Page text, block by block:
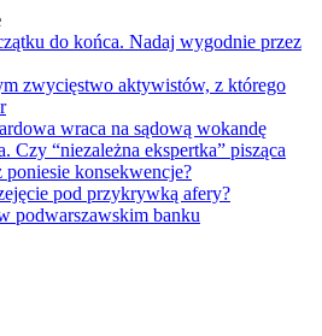
do końca. Nadaj wygodnie przez
zwycięstwo aktywistów, z którego
wraca na sądową wokandę
Czy “niezależna ekspertka” pisząca
konsekwencje?
pod przykrywką afery?
podwarszawskim banku